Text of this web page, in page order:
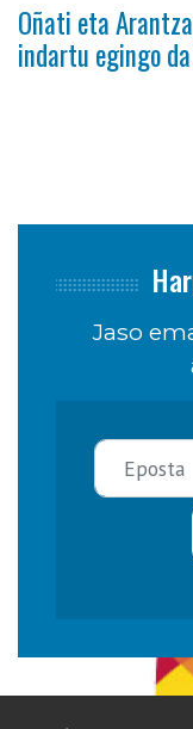
Oñati eta
indartu egingo
Jaso